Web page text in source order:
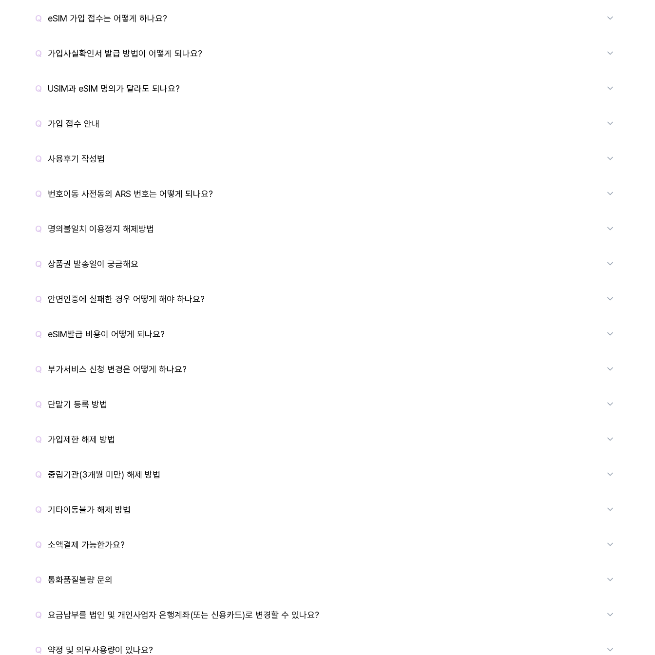
eSIM 가입 접수는 어떻게 하나요?
가입사실확인서 발급 방법이 어떻게 되나요?
USIM과 eSIM 명의가 달라도 되나요?
가입 접수 안내
사용후기 작성법
번호이동 사전동의 ARS 번호는 어떻게 되나요?
명의불일치 이용정지 해제방법
상품권 발송일이 궁금해요
안면인증에 실패한 경우 어떻게 해야 하나요?
eSIM발급 비용이 어떻게 되나요?
부가서비스 신청 변경은 어떻게 하나요?
단말기 등록 방법
가입제한 해제 방법
중립기관(3개월 미만) 해제 방법
기타이동불가 해제 방법
소액결제 가능한가요?
통화품질불량 문의
요금납부를 법인 및 개인사업자 은행계좌(또는 신용카드)로 변경할 수 있나요?
약정 및 의무사용량이 있나요?